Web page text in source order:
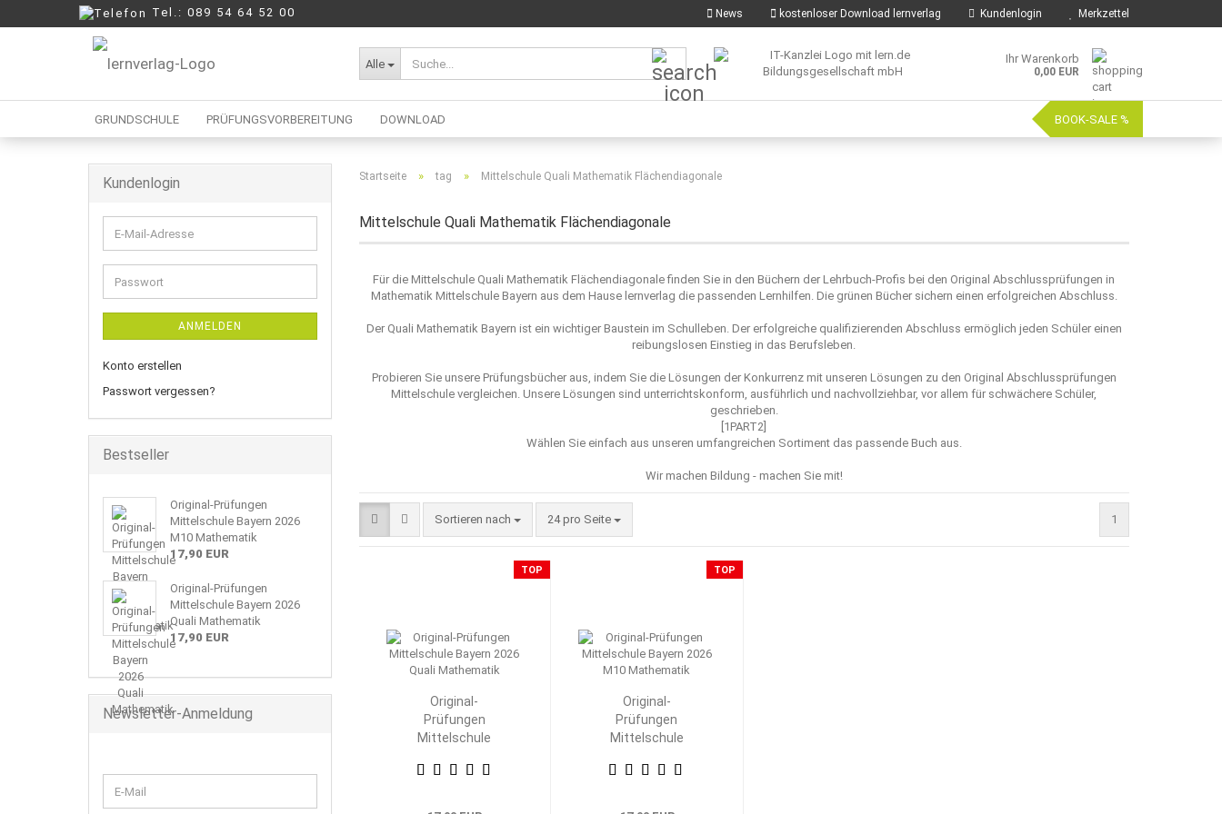
News kostenloser Download lernverlag Kundenlogin Merkzettel
Tel.: 089 54 64 52 00
Alle
Suche... Ihr Warenkorb
0,00 EUR
GRUNDSCHULE PRÜFUNGSVORBEREITUNG
Mittelschule
DOWNLOAD BOOK-SALE %
Startseite » tag » Mittelschule Quali Mathematik Flächendiagonale
Mittelschule Quali Mathematik Flächendiagonale
Für die Mittelschule Quali Mathematik Flächendiagonale finden Sie in den Büchern der Lehrbuch-Profis bei den Original Abschlussprüfungen in
Mathematik Mittelschule Bayern aus dem Hause lernverlag die passenden Lernhilfen. Die grünen Bücher sichern einen erfolgreichen Abschluss.
Der Quali Mathematik Bayern ist ein wichtiger Baustein im Schulleben. Der erfolgreiche qualifizierenden Abschluss ermöglich jeden Schüler einen
reibungslosen Einstieg in das Berufsleben.
Probieren Sie unsere Prüfungsbücher aus, indem Sie die Lösungen der Konkurrenz mit unseren Lösungen zu den Original Abschlussprüfungen
Mittelschule vergleichen. Unsere Lösungen sind unterrichtskonform, ausführlich und nachvollziehbar, vor allem für schwächere Schüler,
geschrieben.
[1PART2]
Wählen Sie einfach aus unseren umfangreichen Sortiment das passende Buch aus.
Wir machen Bildung - machen Sie mit!
Sortieren nach
Sortieren nach 24 pro Seite
pro Seite 1
TOP
Original-
Prüfungen
Mittelschule
Mathematik
TOP
Original-
Prüfungen
Mittelschule
Mathematik
Kundenlogin
E-
Mail-
Adresse
Passwort
ANMELDEN
Konto erstellen
Passwort vergessen?
Bestseller
Original-Prüfungen
Mittelschule Bayern 2026
M10 Mathematik
17,90 EUR
Original-Prüfungen
Mittelschule Bayern 2026
Quali Mathematik
17,90 EUR
Newsletter-Anmeldung
ZUR
E-
Mail